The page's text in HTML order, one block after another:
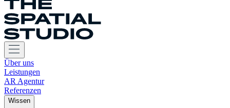
Über uns
Leistungen
AR Agentur
Referenzen
Wissen